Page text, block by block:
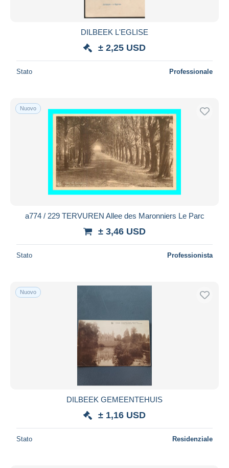
DILBEEK L'EGLISE
± 2,25 USD
Stato Professionale
Nuovo
a774 / 229 TERVUREN Allee des Maronniers Le Parc
± 3,46 USD
Stato Professionista
Nuovo
DILBEEK GEMEENTEHUIS
± 1,16 USD
Stato Residenziale